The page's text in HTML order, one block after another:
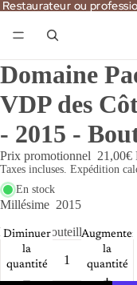
Restaurateur ou
Restaurateur ou
Domaine
VDP des
- 2015 -
Prix promotionnel 21,00€
Taxes incluses. Expédition
En stock
Millésime 2015
Format Bouteille 75cl
Diminuer
la
quantité
Augmenter
la
quantité